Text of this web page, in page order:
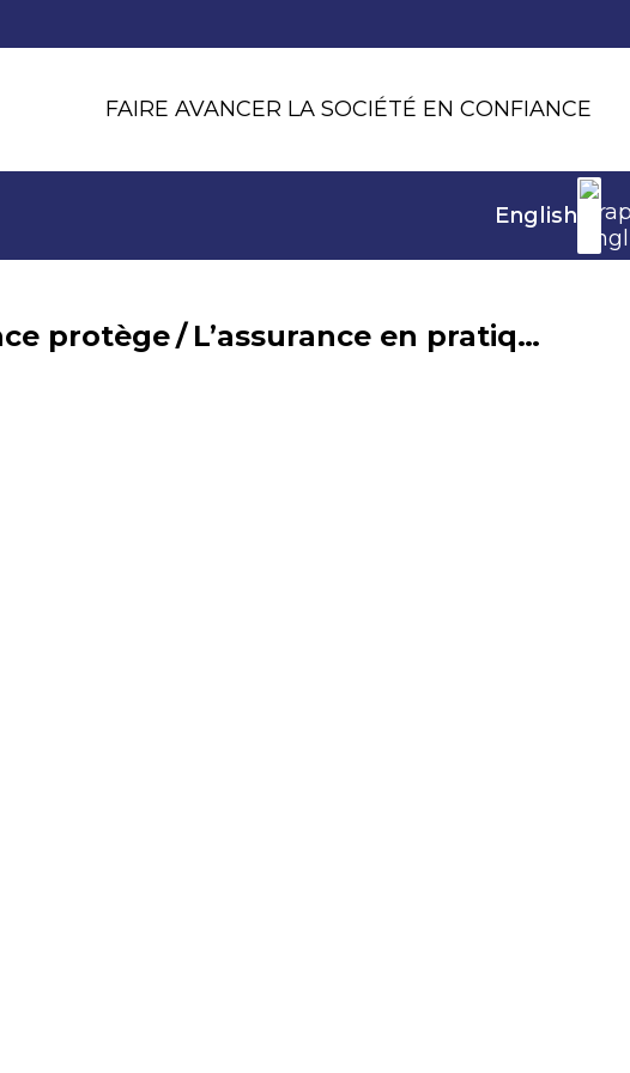
FAIRE AVANCER LA SOCIÉTÉ EN CONFIANCE
English
protège/ L’assurance en pratique pour les particuliers